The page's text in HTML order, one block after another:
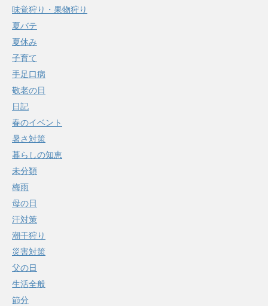
味覚狩り・果物狩り
夏バテ
夏休み
子育て
手足口病
敬老の日
日記
春のイベント
暑さ対策
暮らしの知恵
未分類
梅雨
母の日
汗対策
潮干狩り
災害対策
父の日
生活全般
節分